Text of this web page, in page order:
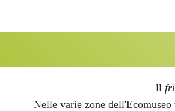
ll
Nelle varie zone